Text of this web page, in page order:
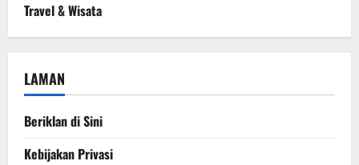
Travel & Wisata
LAMAN
Beriklan di Sini
Kebijakan Privasi